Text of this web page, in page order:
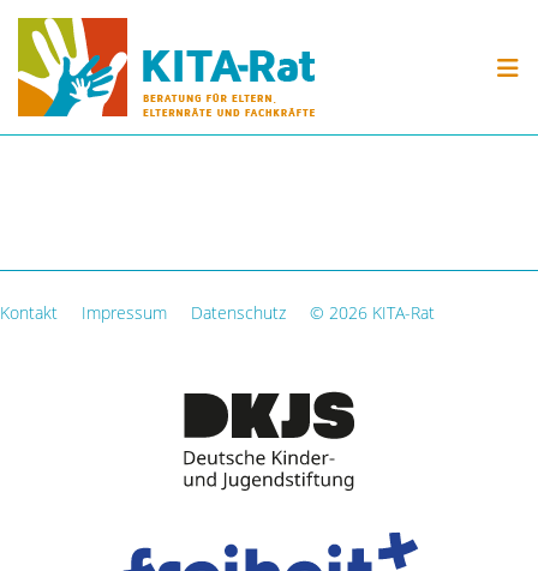
Skip to content
Kontakt Impressum Datenschutz © 2026 KITA-Rat
BERATUNG